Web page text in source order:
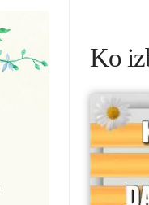
Ko